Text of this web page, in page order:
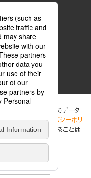
著作権者からコンテンツ使用許諾を
録番号 第6091713号)です。
一覧はこちら。
のためにCookie等のデータ
詳細は、「プライバシーポリ
の個人情報を追跡することは